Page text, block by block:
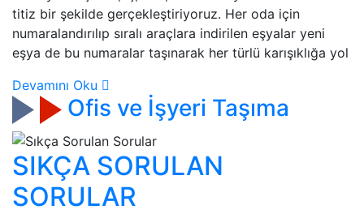
titiz bir şekilde gerçekleştiriyoruz. Her oda için
numaralandırılıp sıralı araçlara indirilen eşyalar yeni
eşya de bu numaralar taşınarak her türlü karışıklığa yol
Devamını Oku
Ofis ve İşyeri Taşıma
SIKÇA SORULAN
SORULAR